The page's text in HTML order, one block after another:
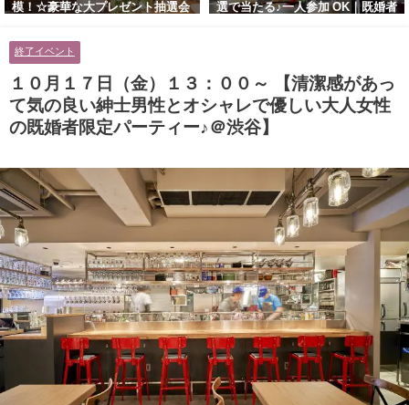
模！☆豪華な大プレゼント抽選会
男性とオシャレ好きで落ち着いた
大人女性の既婚者限定ビッグパー
ティー♪＠茶屋町】
選で当たる♪一人参加 OK｜既婚者
女性の既婚者限定ビッグパーティ
ー♪＠池袋】
終了イベント
１０月１７日（金）１３：００～ 【清潔感があっ
て気の良い紳士男性とオシャレで優しい大人女性
の既婚者限定パーティー♪＠渋谷】